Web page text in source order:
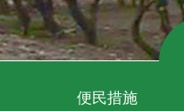
便民措施